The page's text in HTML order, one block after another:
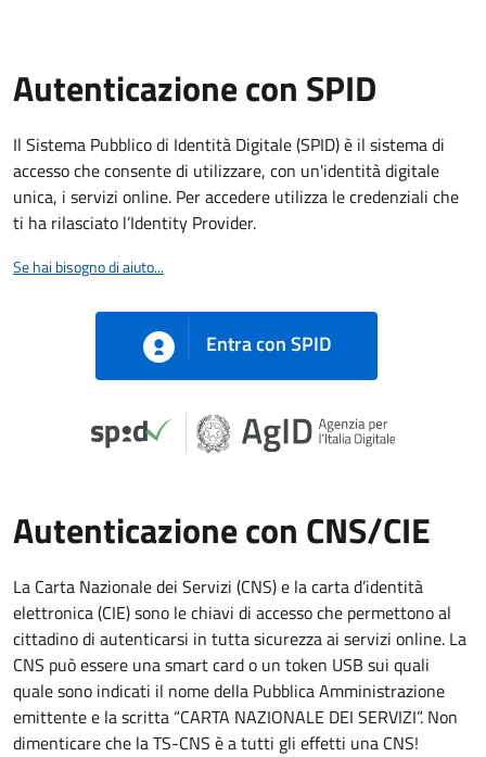
Autenticazione con SPID
Il Sistema Pubblico di Identità Digitale (SPID) è il sistema di
accesso che consente di utilizzare, con un'identità digitale
unica, i servizi online. Per accedere utilizza le credenziali che
ti ha rilasciato l’Identity Provider.
Se hai bisogno di aiuto...
Entra con SPID
Autenticazione con CNS/CIE
La Carta Nazionale dei Servizi (CNS) e la carta d’identità
elettronica (CIE) sono le chiavi di accesso che permettono al
cittadino di autenticarsi in tutta sicurezza ai servizi online. La
CNS può essere una smart card o un token USB sui quali
quale sono indicati il nome della Pubblica Amministrazione
emittente e la scritta “CARTA NAZIONALE DEI SERVIZI”. Non
dimenticare che la TS-CNS è a tutti gli effetti una CNS!